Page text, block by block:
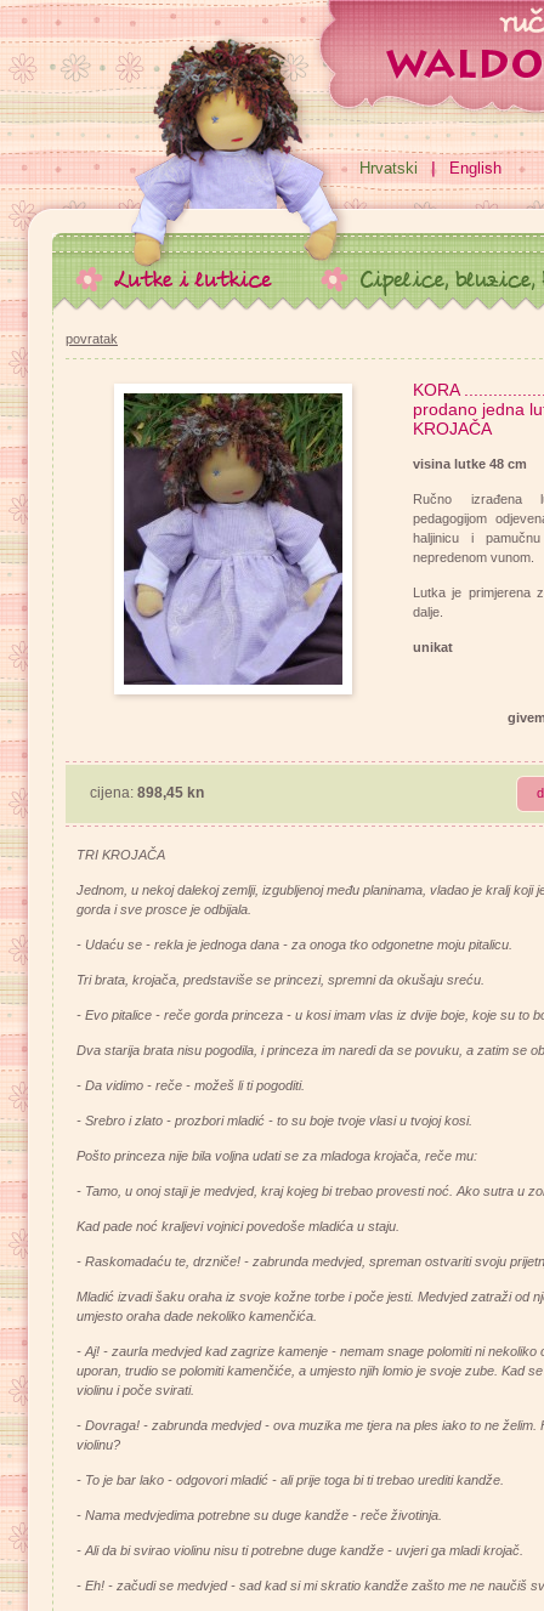
Hrvatski English
povratak
KORA
prodano jedna
KROJAČA
visina lutke 48 cm
Ručno izrađena
pedagogijom
haljinicu i
nepredenom vunom.
Lutka je primjerena
dalje.
unikat
cijena: 898,45 kn
TRI KROJAČA
Jednom, u nekoj dalekoj zemlji, izgubljenoj među planinama, vladao je kralj koji
gorda i sve prosce je odbijala.
- Udaću se - rekla je jednoga dana - za onoga tko odgonetne moju pitalicu.
Tri brata, krojača, predstaviše se princezi, spremni da okušaju sreću.
- Evo pitalice - reče gorda princeza - u kosi imam vlas iz dvije boje, koje su to
Dva starija brata nisu pogodila, i princeza im naredi da se povuku, a zatim se
- Da vidimo - reče - možeš li ti pogoditi.
- Srebro i zlato - prozbori mladić - to su boje tvoje vlasi u tvojoj kosi.
Pošto princeza nije bila voljna udati se za mladoga krojača, reče mu:
- Tamo, u onoj staji je medvjed, kraj kojeg bi trebao provesti noć. Ako sutra u
Kad pade noć kraljevi vojnici povedoše mladića u staju.
- Raskomadaću te, drzniče! - zabrunda medvjed, spreman ostvariti svoju
Mladić izvadi šaku oraha iz svoje kožne torbe i poče jesti. Medvjed zatraži od
umjesto oraha dade nekoliko kamenčića.
- Aj! - zaurla medvjed kad zagrize kamenje - nemam snage polomiti ni nekoliko
uporan, trudio se polomiti kamenčiće, a umjesto njih lomio je svoje zube. Kad
violinu i poče svirati.
- Dovraga! - zabrunda medvjed - ova muzika me tjera na ples iako to ne želim.
violinu?
- To je bar lako - odgovori mladić - ali prije toga bi ti trebao urediti kandže.
- Nama medvjedima potrebne su duge kandže - reče životinja.
- Ali da bi svirao violinu nisu ti potrebne duge kandže - uvjeri ga mladi krojač.
- Eh! - začudi se medvjed - sad kad si mi skratio kandže zašto me ne naučiš